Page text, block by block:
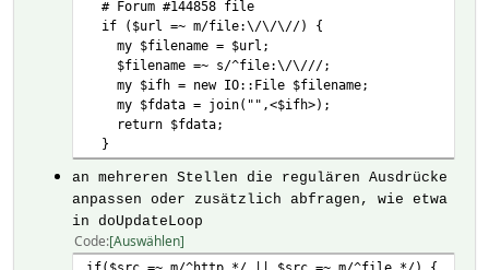
# Forum #144858 file
if ($url =~ m/file:\/\/\//) {
my $filename = $url;
$filename =~ s/^file:\/\///;
my $ifh = new IO::File $filename;
my $fdata = join("",<$ifh>);
return $fdata;
}
an mehreren Stellen die regulären Ausdrücke
anpassen oder zusätzlich abfragen, wie etwa
in doUpdateLoop
Code Auswählen